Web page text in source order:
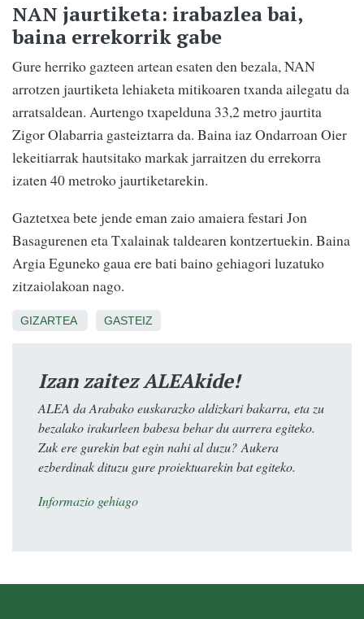
NAN jaurtiketa: irabazlea bai,
baina errekorrik gabe
Gure herriko gazteen artean esaten den bezala, NAN
arrotzen jaurtiketa lehiaketa mitikoaren txanda ailegatu da
arratsaldean. Aurtengo txapelduna 33,2 metro jaurtita
Zigor Olabarria gasteiztarra da. Baina iaz Ondarroan Oier
lekeitiarrak hautsitako markak jarraitzen du errekorra
izaten 40 metroko jaurtiketarekin.
Gaztetxea bete jende eman zaio amaiera festari Jon
Basagurenen eta Txalainak taldearen kontzertuekin. Baina
Argia Eguneko gaua ere bati baino gehiagori luzatuko
zitzaiolakoan nago.
GIZARTEA GASTEIZ
Izan zaitez ALEAkide!
ALEA da Arabako euskarazko aldizkari bakarra, eta zu
bezalako irakurleen babesa behar du aurrera egiteko.
Zuk ere gurekin bat egin nahi al duzu? Aukera
ezberdinak dituzu gure proiektuarekin bat egiteko.
Informazio gehiago